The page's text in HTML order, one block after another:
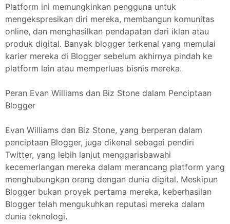
Platform ini memungkinkan pengguna untuk
mengekspresikan diri mereka, membangun komunitas
online, dan menghasilkan pendapatan dari iklan atau
produk digital. Banyak blogger terkenal yang memulai
karier mereka di Blogger sebelum akhirnya pindah ke
platform lain atau memperluas bisnis mereka.
Peran Evan Williams dan Biz Stone dalam Penciptaan
Blogger
Evan Williams dan Biz Stone, yang berperan dalam
penciptaan Blogger, juga dikenal sebagai pendiri
Twitter, yang lebih lanjut menggarisbawahi
kecemerlangan mereka dalam merancang platform yang
menghubungkan orang dengan dunia digital. Meskipun
Blogger bukan proyek pertama mereka, keberhasilan
Blogger telah mengukuhkan reputasi mereka dalam
dunia teknologi.